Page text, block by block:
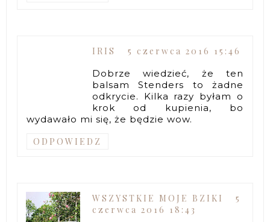
IRIS
5 czerwca 2016 15:46
Dobrze wiedzieć, że ten
balsam Stenders to żadne
odkrycie. Kilka razy byłam o
krok od kupienia, bo
wydawało mi się, że będzie wow.
ODPOWIEDZ
WSZYSTKIE MOJE BZIKI
5
czerwca 2016 18:43